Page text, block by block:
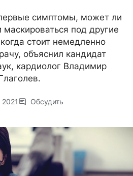
симптомы, может ли
маскироваться под другие
стоит немедленно
объяснил кандидат
кардиолог Владимир
Обсудить